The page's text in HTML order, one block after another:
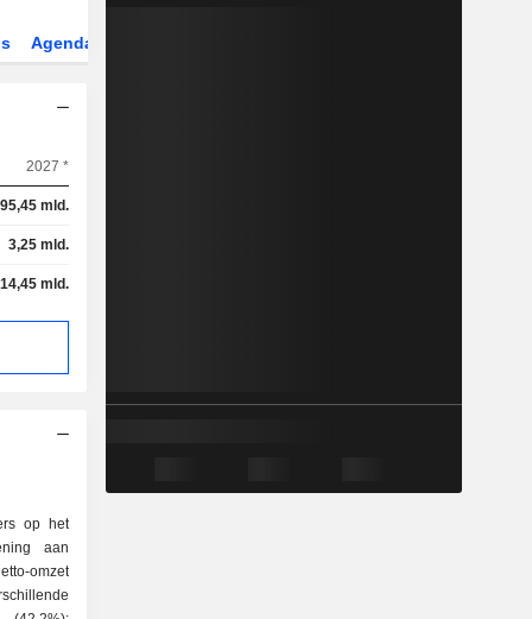
Agenda
2027 *
95,45 mld.
3,25 mld.
14,45 mld.
op het
aan
omzet